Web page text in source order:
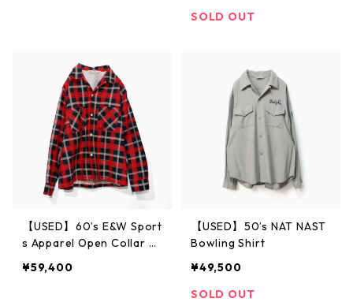
SOLD OUT
【USED】60’s E&W Sport
s Apparel Open Collar S
¥59,400
【USED】50’s NAT NAST
Bowling Shirt
¥49,500
SOLD OUT